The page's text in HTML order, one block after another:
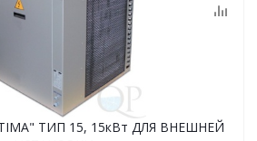
ТИП 15, 15кВт ДЛЯ ВНЕШНЕЙ